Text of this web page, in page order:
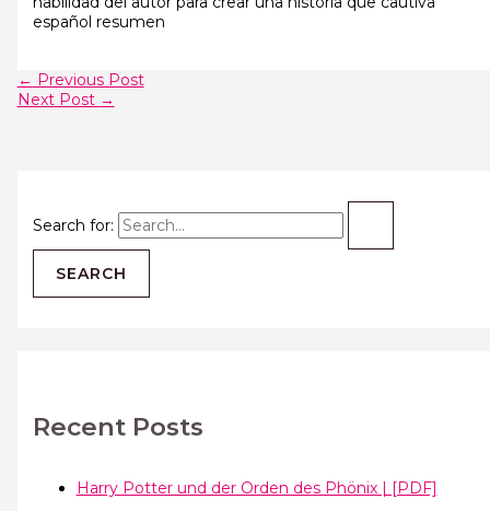
Search for:
Recent Posts
Harry Potter und der Orden des Phönix | [PDF]
español resumen
← Previous Post
Next Post →